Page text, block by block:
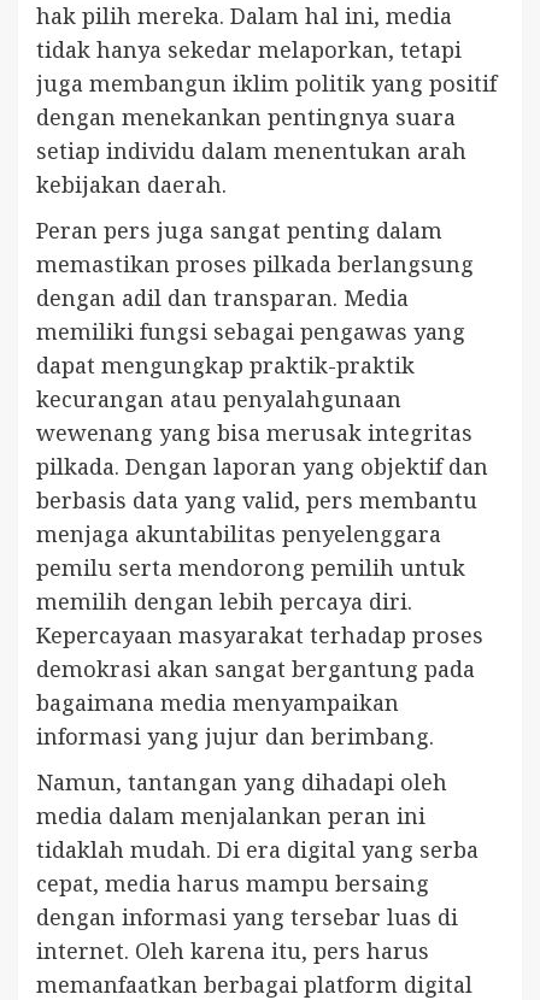
hak pilih mereka. Dalam hal ini, media
tidak hanya sekedar melaporkan, tetapi
juga membangun iklim politik yang positif
dengan menekankan pentingnya suara
setiap individu dalam menentukan arah
kebijakan daerah.
Peran pers juga sangat penting dalam
memastikan proses pilkada berlangsung
dengan adil dan transparan. Media
memiliki fungsi sebagai pengawas yang
dapat mengungkap praktik-praktik
kecurangan atau penyalahgunaan
wewenang yang bisa merusak integritas
pilkada. Dengan laporan yang objektif dan
berbasis data yang valid, pers membantu
menjaga akuntabilitas penyelenggara
pemilu serta mendorong pemilih untuk
memilih dengan lebih percaya diri.
Kepercayaan masyarakat terhadap proses
demokrasi akan sangat bergantung pada
bagaimana media menyampaikan
informasi yang jujur dan berimbang.
Namun, tantangan yang dihadapi oleh
media dalam menjalankan peran ini
tidaklah mudah. Di era digital yang serba
cepat, media harus mampu bersaing
dengan informasi yang tersebar luas di
internet. Oleh karena itu, pers harus
memanfaatkan berbagai platform digital